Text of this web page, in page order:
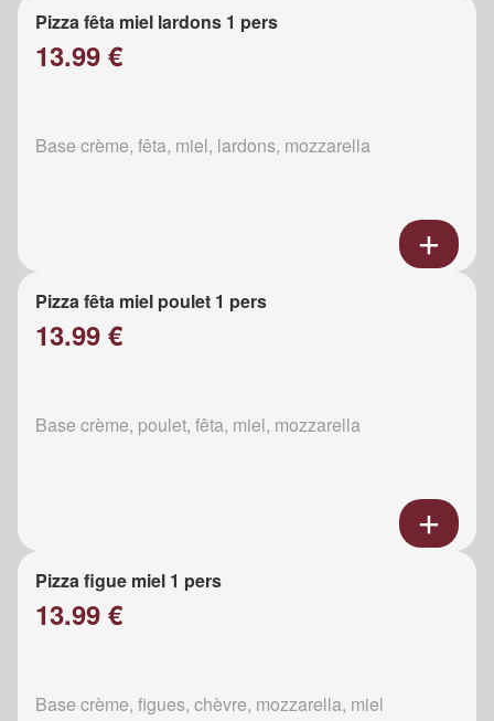
Pizza fêta miel lardons 1 pers
13.99 €
Base crème, fêta, miel, lardons, mozzarella
Pizza fêta miel poulet 1 pers
13.99 €
Base crème, poulet, fêta, miel, mozzarella
Pizza figue miel 1 pers
13.99 €
Base crème, figues, chèvre, mozzarella, miel